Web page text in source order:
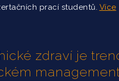
prací studentů. Více
zdraví je